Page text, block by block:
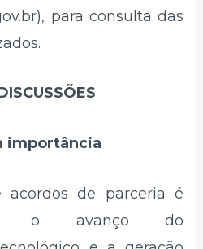
para consulta das
importância
acordos de parceria é
o avanço do